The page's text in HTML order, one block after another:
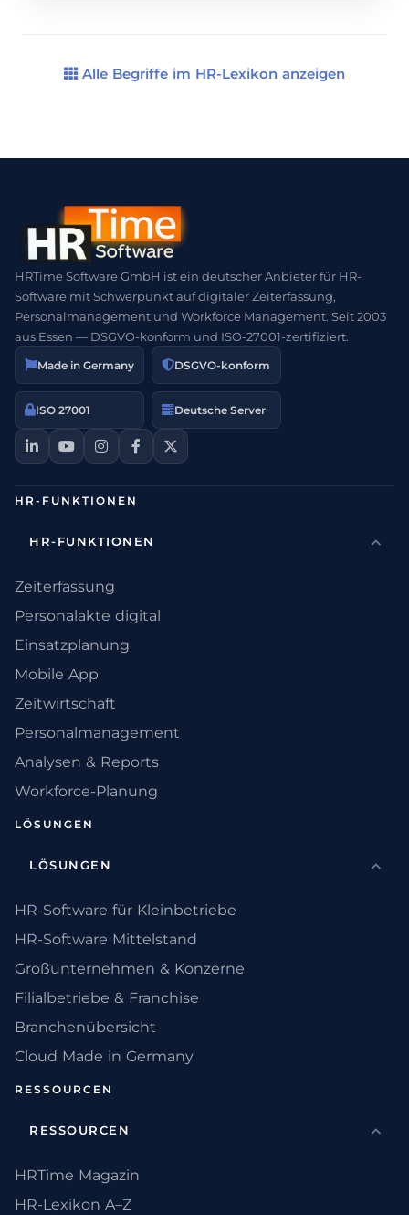
Fehlbesetzungen langfristig Kosten sparen. Doch
Alle Begriffe im HR-Lexikon anzeigen
HRTime Software GmbH ist ein deutscher Anbieter für HR-
Software mit Schwerpunkt auf digitaler Zeiterfassung,
Personalmanagement und Workforce Management. Seit 2003
aus Essen — DSGVO-konform und ISO-27001-zertifiziert.
Made in Germany DSGVO-konform
ISO 27001 Deutsche Server
HR-FUNKTIONEN
HR-FUNKTIONEN
Zeiterfassung
Personalakte digital
Einsatzplanung
Mobile App
Zeitwirtschaft
Personalmanagement
Analysen & Reports
Workforce-Planung
LÖSUNGEN
LÖSUNGEN
HR-Software für Kleinbetriebe
HR-Software Mittelstand
Großunternehmen & Konzerne
Filialbetriebe & Franchise
Branchenübersicht
Cloud Made in Germany
RESSOURCEN
RESSOURCEN
HRTime Magazin
HR-Lexikon A–Z